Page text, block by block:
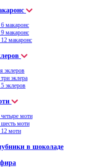
макаронс
макаронс
макаронс
эклеров
эклера
эклеров
моти
моти
моти
в шоколаде